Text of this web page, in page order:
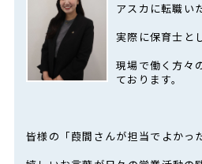
アスカに転職い
実際に保育士と
現場で働く方々
ております。
皆様の「葭間さんが担当でよかっ